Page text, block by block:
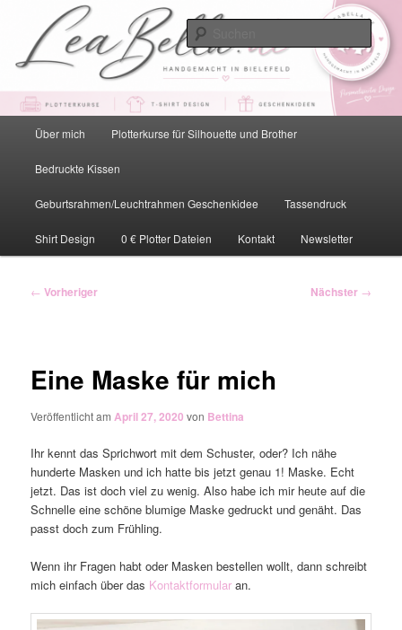
primären
springenLeaBella.de – Handgemacht in
Bielefeld
HauptmenüÜber mich Plotterkurse für Silhouette und Brother
Bedruckte Kissen
Geburtsrahmen/Leuchtrahmen Geschenkidee Tassendruck
Shirt Design 0 € Plotter Dateien Kontakt Newsletter
Beitragsnavigation
← Vorheriger Nächster →
Eine Maske für mich
Veröffentlicht am April 27, 2020 von Bettina
Ihr kennt das Sprichwort mit dem Schuster, oder? Ich nähe
hunderte Masken und ich hatte bis jetzt genau 1! Maske. Echt
jetzt. Das ist doch viel zu wenig. Also habe ich mir heute auf die
Schnelle eine schöne blumige Maske gedruckt und genäht. Das
passt doch zum Frühling.
Wenn ihr Fragen habt oder Masken bestellen wollt, dann schreibt
mich einfach über das Kontaktformular an.